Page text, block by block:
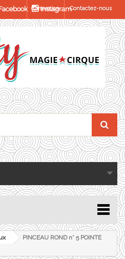
InstagramContactez-nous
Connexion
PINCEAU ROND n° 5 POINTE